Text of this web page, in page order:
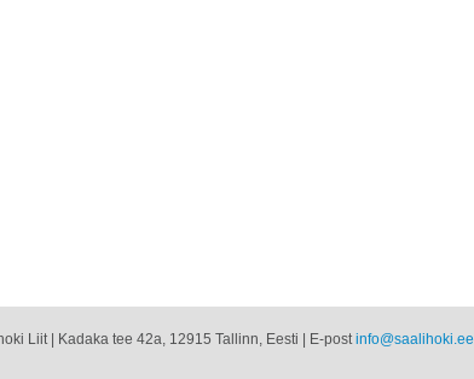
Liit | Kadaka tee 42a, 12915 Tallinn, Eesti | E-postinfo@saalihoki.ee